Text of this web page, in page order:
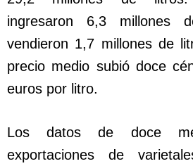
ingresaron 6,3 millones
vendieron 1,7 millones de
precio medio subió doce
euros por litro.
Los datos de doce
exportaciones de